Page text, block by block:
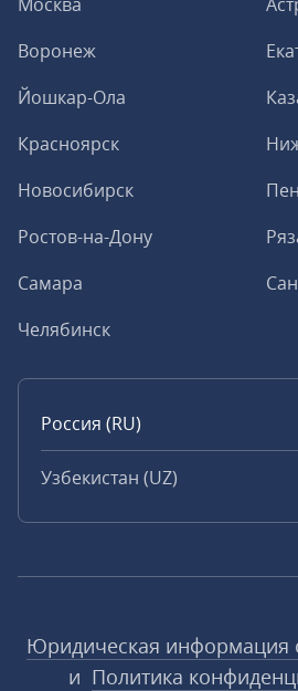
Воронеж
Йошкар-Ола
Красноярск
Новосибирск
Ростов-на-Дону
Самара
Челябинск
Россия (RU)
Узбекистан (UZ)
Юридическая информация
и Политика